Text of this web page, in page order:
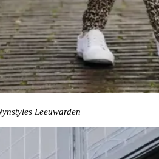
Leeuwarden